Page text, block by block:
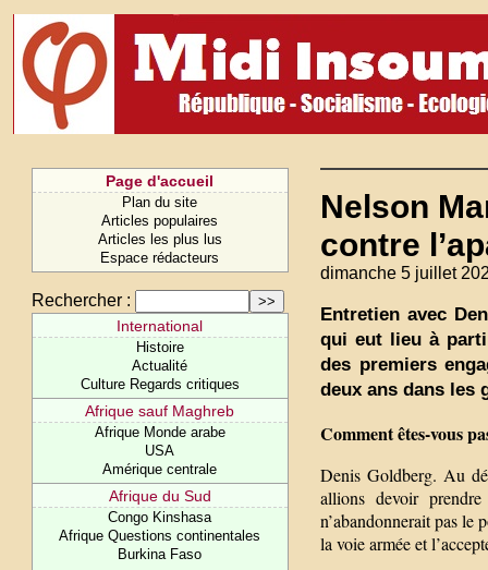
Page d'accueil
Plan du site
Articles populaires
Articles les plus lus
Espace rédacteurs
Rechercher :
International
Histoire
Actualité
Culture Regards critiques
Afrique sauf Maghreb
Afrique Monde arabe
USA
Amérique centrale
Afrique du Sud
Congo Kinshasa
Afrique Questions continentales
Burkina Faso
Nelson
contre
dimanche 5 juillet
Entretien avec
qui eut lieu à
des premiers
deux ans dans les
Comment êtes-vous
Denis Goldberg. Au
allions devoir
n’abandonnerait pas le
la voie armée et